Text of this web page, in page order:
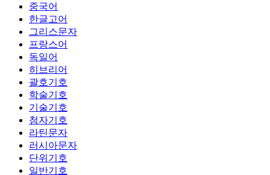
중국어
한글고어
그리스문자
프랑스어
독일어
히브리어
괄호기호
학술기호
기술기호
첨자기호
라틴문자
러시아문자
단위기호
일반기호